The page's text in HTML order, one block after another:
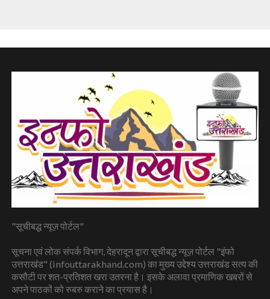
"सूचीबद्ध न्यूज़ पोर्टल"
सूचना एवं लोक संपर्क विभाग, देहरादून द्वारा सूचीबद्ध न्यूज़ पोर्टल "इंफो
उत्तराखंड" (infouttarakhand.com) का मुख्य उद्देश्य उत्तराखंड सत्य की
कसौटी पर शत-प्रतिशत खरा उतरना है। इसके अलावा प्रमाणिक खबरों से
अपने पाठकों को रुबरु कराने का प्रयास है।